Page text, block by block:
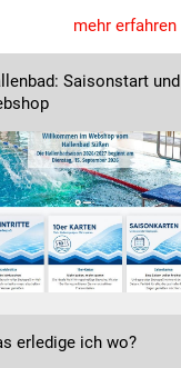
mehr erfahren
Saisonstart und
erledige ich wo?